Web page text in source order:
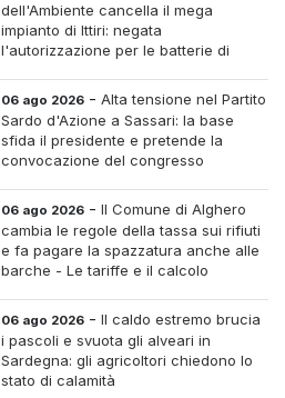
dell'Ambiente cancella il mega
impianto di Ittiri: negata
l'autorizzazione per le batterie di
06 ago 2026 -Alta tensione nel Partito
Sardo d'Azione a Sassari: la base
sfida il presidente e pretende la
convocazione del congresso
06 ago 2026 -Il Comune di Alghero
cambia le regole della tassa sui rifiuti
e fa pagare la spazzatura anche alle
barche - Le tariffe e il calcolo
06 ago 2026 -Il caldo estremo brucia
i pascoli e svuota gli alveari in
Sardegna: gli agricoltori chiedono lo
stato di calamità